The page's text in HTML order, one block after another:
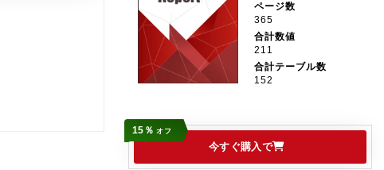
ページ数
365
合計数値
211
合計テーブル数
152
今すぐ購入で
15％ オフ